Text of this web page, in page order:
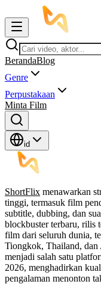
BerandaBlog
Genre
Perpustakaan
Minta Film
id
ShortFlix menawarkan
tinggi, termasuk film
subtitle, dubbing, dan
blockbuster terbaru, rilis
film dari seluruh dunia,
Tiongkok, Thailand, dan
menjadi salah satu
2026, menghadirkan
pengalaman menonton